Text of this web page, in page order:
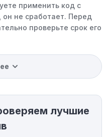
применить код с
не сработает. Перед
проверьте срок его
случаях интересующий
скидкой. Некоторые
и акции напрямую, без
промокода:
только на
или категории. Если вы
лучшие